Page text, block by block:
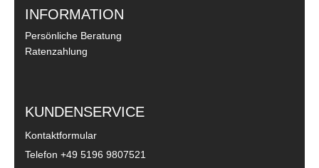
INFORMATION
Persönliche Beratung
Ratenzahlung
KUNDENSERVICE
Kontaktformular
Telefon +49 5196 9807521